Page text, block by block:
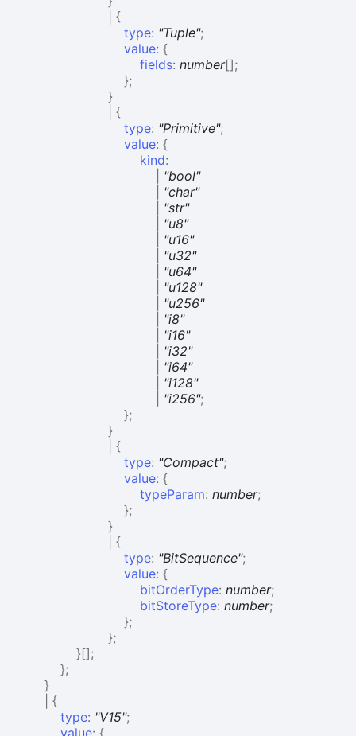
{
type: "Tuple";
value: {
fields: number[];
};
}
{
type: "Primitive";
value: {
kind:
"bool"
"char"
"str"
"u8"
"u16"
"u32"
"u64"
"u128"
"u256"
"i8"
"i16"
"i32"
"i64"
"i128"
"i256";
};
}
{
type: "Compact";
value: {
typeParam: number;
};
}
{
type: "BitSequence";
value: {
bitOrderType: number;
bitStoreType: number;
};
};
}[];
};
}
{
type: "V15";